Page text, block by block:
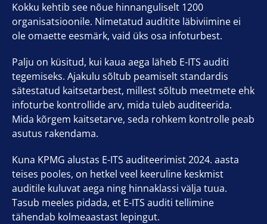
Kokku kehtib see nõue hinnanguliselt 1200
organisatsioonile. Nimetatud auditite läbiviimine ei
ole omaette eesmärk, vaid üks osa infoturbest.
Palju on küsitud, kui kaua aega läheb E-ITS auditi
tegemiseks. Ajakulu sõltub peamiselt standardis
sätestatud kaitsetarbest, millest sõltub meetmete ehk
infoturbe kontrollide arv, mida tuleb auditeerida.
Mida kõrgem kaitsetarve, seda rohkem kontrolle peab
asutus rakendama.
Kuna KPMG alustas E-ITS auditeerimist 2024. aasta
teises pooles, on hetkel veel keeruline keskmist
auditile kuluvat aega ning hinnaklassi välja tuua.
Tasub meeles pidada, et E-ITS auditi tellimine
tähendab kolmeaastast lepingut.